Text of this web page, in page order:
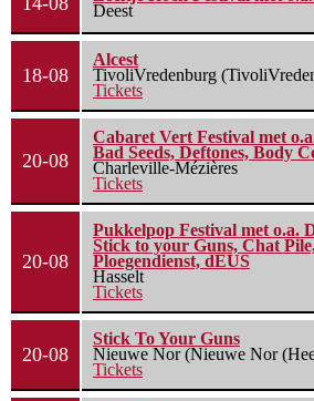
Deest
18-08
Alcest
TivoliVredenburg
Tickets
20-08
Cabaret Vert Festival met
Bad Seeds, Deftones, Body
Charleville-Mézières
Tickets
20-08
Pukkelpop Festival met o.a.
Stick to your Guns, Chat
Ploegendienst, dEUS
Hasselt
Tickets
20-08
Stick To Your Guns
Nieuwe Nor (Nieuwe Nor
Tickets